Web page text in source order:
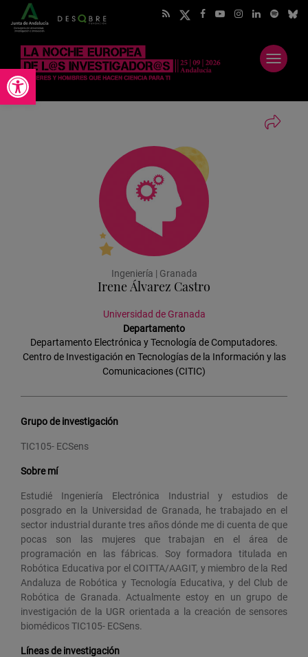
Abrir barra de herramientas
Abrir
menú
Ingeniería | Granada
Irene Álvarez Castro
Universidad de Granada
Departamento
Departamento Electrónica y Tecnología de Computadores.
Centro de Investigación en Tecnologías de la Información y las
Comunicaciones (CITIC)
Grupo de investigación
TIC105- ECSens
Sobre mí
Estudié Ingeniería Electrónica Industrial y estudios de
posgrado en la Universidad de Granada, he trabajado en el
sector industrial durante tres años dónde me di cuenta de que
pocas son las mujeres que trabajan en el área de
programación en las fábricas. Soy formadora titulada en
Robótica Educativa por el COITTA/AAGIT, y miembro de la Red
Andaluza de Robótica y Tecnología Educativa, y del Club de
Robótica de Granada. Actualmente estoy en un grupo de
investigación de la UGR orientada a la creación de sensores
biomédicos TIC105- ECSens.
Líneas de investigación